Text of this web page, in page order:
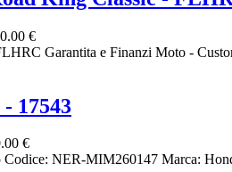
€
Garantita e Finanzi Moto -
17543
€
NER-MIM260147 Marca: